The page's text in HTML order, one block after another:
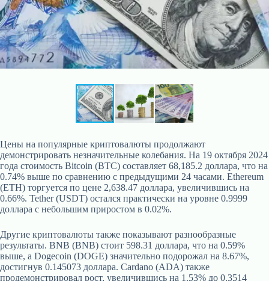
Цены на популярные криптовалюты продолжают
демонстрировать незначительные колебания. На 19 октября 2024
года стоимость Bitcoin (BTC) составляет 68,185.2 доллара, что на
0.74% выше по сравнению с предыдущими 24 часами. Ethereum
(ETH) торгуется по цене 2,638.47 доллара, увеличившись на
0.66%. Tether (USDT) остался практически на уровне 0.9999
доллара с небольшим приростом в 0.02%.
Другие криптовалюты также показывают разнообразные
результаты. BNB (BNB) стоит 598.31 доллара, что на 0.59%
выше, а Dogecoin (DOGE) значительно подорожал на 8.67%,
достигнув 0.145073 доллара. Cardano (ADA) также
продемонстрировал рост, увеличившись на 1.53% до 0.3514